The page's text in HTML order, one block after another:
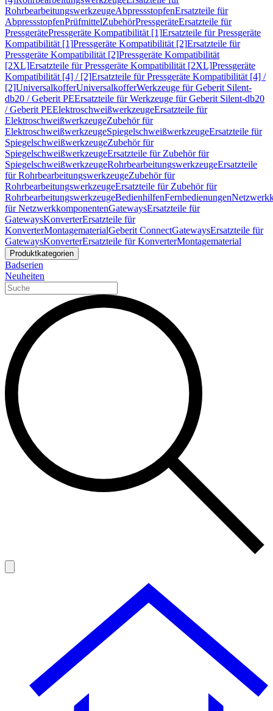
RohrbearbeitungswerkzeugeAbpressstopfenErsatzteile für
AbpressstopfenPrüfmittelZubehörPressgeräteErsatzteile für
PressgerätePressgeräte Kompatibilität [1]Ersatzteile für Pressgeräte
Kompatibilität [1]Pressgeräte Kompatibilität [2]Ersatzteile für
Pressgeräte Kompatibilität [2]Pressgeräte Kompatibilität
[2XL]Ersatzteile für Pressgeräte Kompatibilität [2XL]Pressgeräte
Kompatibilität [4] / [2]Ersatzteile für Pressgeräte Kompatibilität [4] /
[2]UniversalkofferUniversalkofferWerkzeuge für Geberit Silent-
db20 / Geberit PEErsatzteile für Werkzeuge für Geberit Silent-db20
/ Geberit PEElektroschweißwerkzeugeErsatzteile für
ElektroschweißwerkzeugeZubehör für
ElektroschweißwerkzeugeSpiegelschweißwerkzeugeErsatzteile für
SpiegelschweißwerkzeugeZubehör für
SpiegelschweißwerkzeugeErsatzteile für Zubehör für
SpiegelschweißwerkzeugeRohrbearbeitungswerkzeugeErsatzteile
für RohrbearbeitungswerkzeugeZubehör für
RohrbearbeitungswerkzeugeErsatzteile für Zubehör für
RohrbearbeitungswerkzeugeBedienhilfenFernbedienungen
für NetzwerkkomponentenGatewaysErsatzteile für
GatewaysKonverterErsatzteile für
KonverterMontagematerialGeberit ConnectGatewaysErsatzteile für
GatewaysKonverterErsatzteile für KonverterMontagematerial
Produktkategorien
Badserien
Neuheiten